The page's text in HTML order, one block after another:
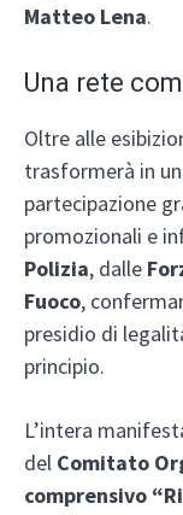
Matteo Lena.
Una rete
Oltre alle
trasformerà in
partecipazione
promozionali e
Polizia, dalle
Fuoco,
presidio di
principio.
L’intera
del Comitato
comprensivo